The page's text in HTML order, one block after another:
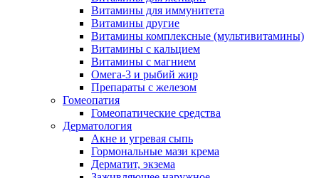
Витамины для иммунитета
Витамины другие
Витамины комплексные (мультивитамины)
Витамины с кальцием
Витамины с магнием
Омега-3 и рыбий жир
Препараты с железом
Гомеопатия
Гомеопатические средства
Дерматология
Акне и угревая сыпь
Гормональные мази крема
Дерматит, экзема